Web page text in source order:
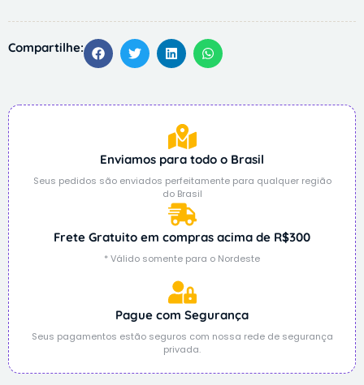
Compartilhe:
Enviamos para todo o Brasil
Seus pedidos são enviados perfeitamente para qualquer região
do Brasil
Frete Gratuito em compras acima de R$300
* Válido somente para o Nordeste
Pague com Segurança
Seus pagamentos estão seguros com nossa rede de segurança
privada.